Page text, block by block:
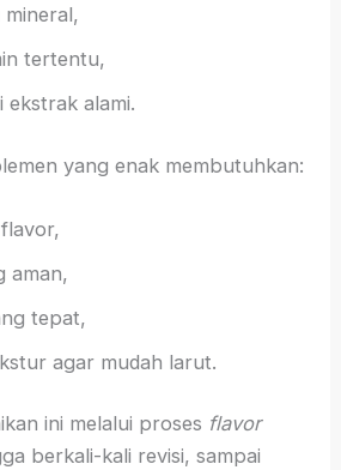
mineral,
tertentu,
ekstrak alami.
yang enak membutuhkan:
aman,
tepat,
agar mudah larut.
ini melalui proses flavor
berkali-kali revisi, sampai